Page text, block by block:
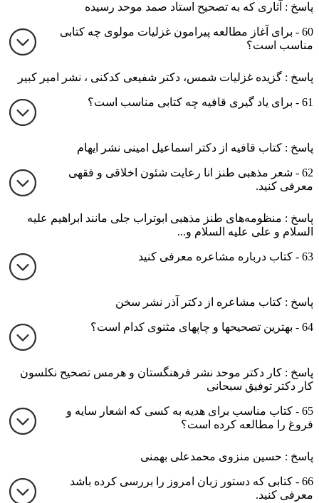
پاسخ : آثاری که به تصحیح استاد صمد موحد رسیده
60 - برای آغاز مطالعه پیرامون غزلیات مولوی چه کتابی
مناسب است؟
پاسخ : گزیده غزلیات شمس، دکتر شفیعی کدکنی ، نشر امیر کبیر
61 - برای یاد گیری قافیه چه کتابی مناسب است؟
پاسخ : کتاب قافیه از دکتر اسماعیل امینی نشر ایهام
62 - شعر مذهبی طنز انا رعایت شئون اخلاقی و فقهی
معرفی کنید.
پاسخ : منظومه‌های طنز مذهبی ابوتراب جلی مانند ابراهیم علیه
السلام و علی علیه السلام و...
63 - کتاب درباره مشاعره معرفی کنید
پاسخ : کتاب مشاعره از دکتر آذر نشر سخن
64 - بهترین تصحیحها و چاپهای مثنوی کدام است؟
پاسخ : کار دکتر موحد نشر فرهنگستان و هرمس تصحیح نکلسون
کار دکتر توفیق سبحانی
65 - کتاب مناسب برای هدیه به کسی که اشعار سایه و
فروغ را مطالعه کرده است؟
پاسخ : حسین منزوی محمدعلی بهمنی
66 - کتابی که دستور زبان امروز را بررسی کرده باشد
معرفی کنید.